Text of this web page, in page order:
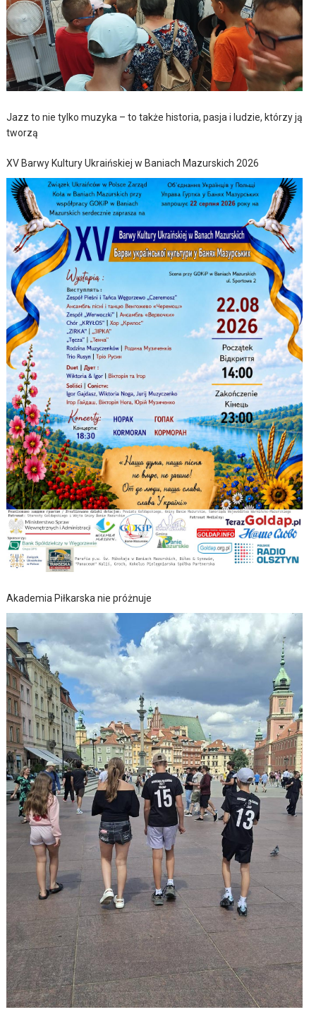
Jazz to nie tylko muzyka – to także historia, pasja i ludzie, którzy ją
tworzą
XV Barwy Kultury Ukraińskiej w Baniach Mazurskich 2026
Akademia Piłkarska nie próżnuje